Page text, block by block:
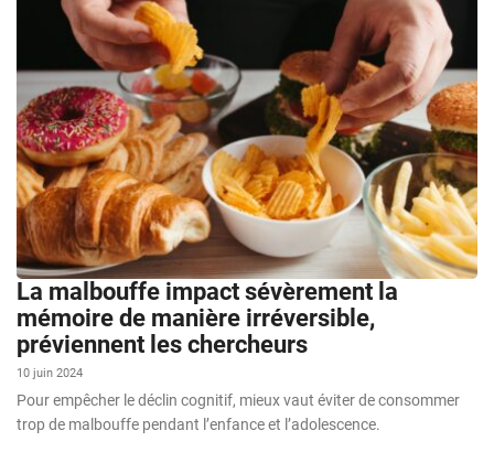
La malbouffe impact sévèrement la
mémoire de manière irréversible,
préviennent les chercheurs
10 juin 2024
Pour empêcher le déclin cognitif, mieux vaut éviter de consommer
trop de malbouffe pendant l’enfance et l’adolescence.